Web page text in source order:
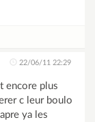
22/06/11 22:29
encore plus
c leur boulo
ya les